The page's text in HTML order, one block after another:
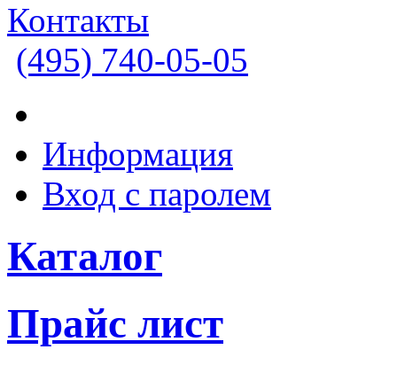
Контакты
(495) 740-05-05
Информация
Вход с паролем
Каталог
Прайс лист